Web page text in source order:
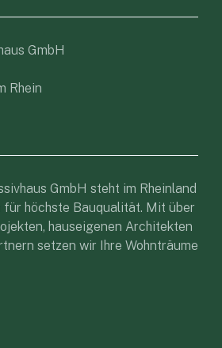
GmbH
Rhein
GmbH steht im Rheinland
für höchste Bauqualität. Mit über
hauseigenen Architekten
setzen wir Ihre Wohnträume